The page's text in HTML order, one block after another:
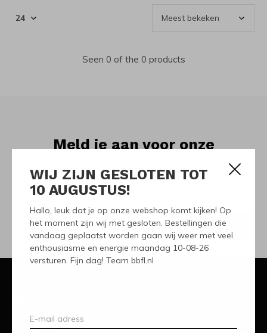
WIJ ZIJN GESLOTEN TOT
10 AUGUSTUS!
Hallo, leuk dat je op onze webshop komt kijken! Op
het moment zijn wij met gesloten. Bestellingen die
vandaag geplaatst worden gaan wij weer met veel
enthousiasme en energie maandag 10-08-26
versturen. Fijn dag! Team bbfl.nl
Seen 0 of the 0 products
Meld je aan voor onze
Ontvang de nieuwste aanbiedingen en promoties
ABONNEER
Categorieën